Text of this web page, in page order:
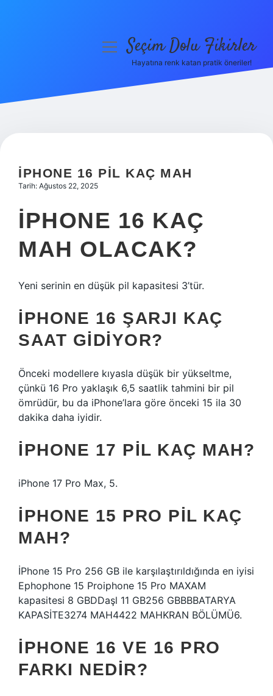
Hakkımızda
menüyüSeçim Dolu Fikirler
Hayatına renk katan pratik öneriler!
İPHONE 16 PIL KAÇ MAH
Tarih: Ağustos 22, 2025
IPHONE 16 KAÇ
MAH OLACAK?
Yeni serinin en düşük pil kapasitesi 3’tür.
IPHONE 16 ŞARJI KAÇ
SAAT GIDIYOR?
Önceki modellere kıyasla düşük bir yükseltme,
çünkü 16 Pro yaklaşık 6,5 saatlik tahmini bir pil
ömrüdür, bu da iPhone’lara göre önceki 15 ila 30
dakika daha iyidir.
IPHONE 17 PIL KAÇ MAH?
iPhone 17 Pro Max, 5.
İPHONE 15 PRO PIL KAÇ
MAH?
İPhone 15 Pro 256 GB ile karşılaştırıldığında en iyisi
Ephophone 15 Proiphone 15 Pro MAXAM
kapasitesi 8 GBDDaşl 11 GB256 GBBBBATARYA
KAPASİTE3274 MAH4422 MAHKRAN BÖLÜMÜ6.
IPHONE 16 VE 16 PRO
FARKI NEDIR?